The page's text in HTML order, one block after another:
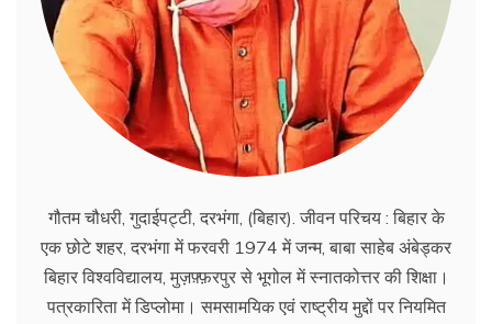
गौतम चौधरी, गुदाईपट्टी, दरभंगा, (बिहार). जीवन परिचय : बिहार के
एक छोटे शहर, दरभंगा में फरवरी 1974 में जन्म, बाबा साहेब अंबेड्कर
बिहार विश्वविद्यालय, मुज़फ़्फ़रपुर से भूगोल में स्नातकोत्तर की शिक्षा।
पत्रकारिता में डिप्लोमा। समसामयिक एवं राष्ट्रीय मुद्दों पर नियमित